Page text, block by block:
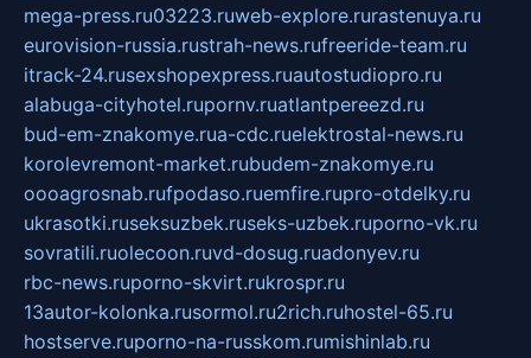
mega-press.ru03223.ruweb-explore.rurastenuya.ru
eurovision-russia.rustrah-news.rufreeride-team.ru
itrack-24.rusexshopexpress.ruautostudiopro.ru
alabuga-cityhotel.rupornv.ruatlantpereezd.ru
bud-em-znakomye.rua-cdc.ruelektrostal-news.ru
korolevremont-market.rubudem-znakomye.ru
oooagrosnab.rufpodaso.ruemfire.rupro-otdelky.ru
ukrasotki.ruseksuzbek.ruseks-uzbek.ruporno-vk.ru
sovratili.ruolecoon.ruvd-dosug.ruadonyev.ru
rbc-news.ruporno-skvirt.rukrospr.ru
13autor-kolonka.rusormol.ru2rich.ruhostel-65.ru
hostserve.ruporno-na-russkom.rumishinlab.ru